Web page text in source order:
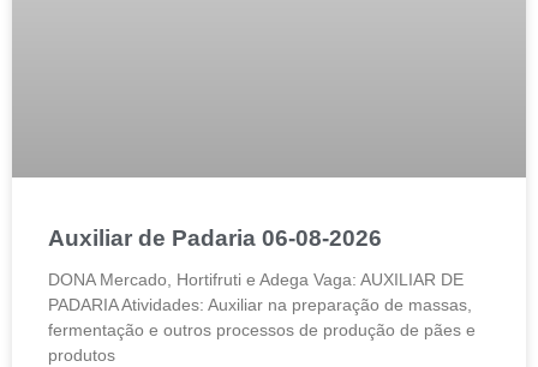
Auxiliar de Padaria 06-08-2026
DONA Mercado, Hortifruti e Adega Vaga: AUXILIAR DE
PADARIA Atividades: Auxiliar na preparação de massas,
fermentação e outros processos de produção de pães e
produtos